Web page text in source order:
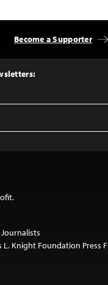
Become a Supporter
L. Knight Foundation Press